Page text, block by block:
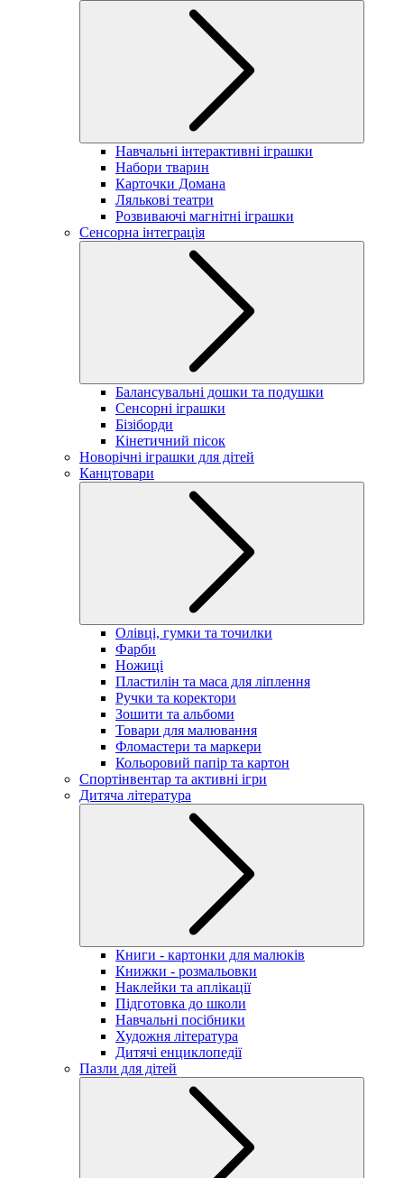
Навчальні інтерактивні іграшки
Набори тварин
Карточки Домана
Лялькові театри
Розвиваючі магнітні іграшки
Сенсорна інтеграція
Балансувальні дошки та подушки
Сенсорні іграшки
Бізіборди
Кінетичний пісок
Новорічні іграшки для дітей
Канцтовари
Олівці, гумки та точилки
Фарби
Ножиці
Пластилін та маса для ліплення
Ручки та коректори
Зошити та альбоми
Товари для малювання
Фломастери та маркери
Кольоровий папір та картон
Спортінвентар та активні ігри
Дитяча література
Книги - картонки для малюків
Книжки - розмальовки
Наклейки та аплікації
Підготовка до школи
Навчальні посібники
Художня література
Дитячі енциклопедії
Пазли для дітей